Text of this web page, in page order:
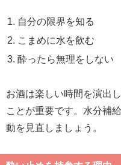
自分の限界を知る
こまめに水を飲む
酔ったら無理をしない
お酒は楽しい時間を演出
ことが重要です。水分補
動を見直しましょう。